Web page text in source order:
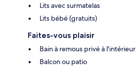
Lits avec surmatelas
Lits bébé (gratuits)
Faites-vous plaisir
Bain à remous privé à l'intérieur
Balcon ou patio